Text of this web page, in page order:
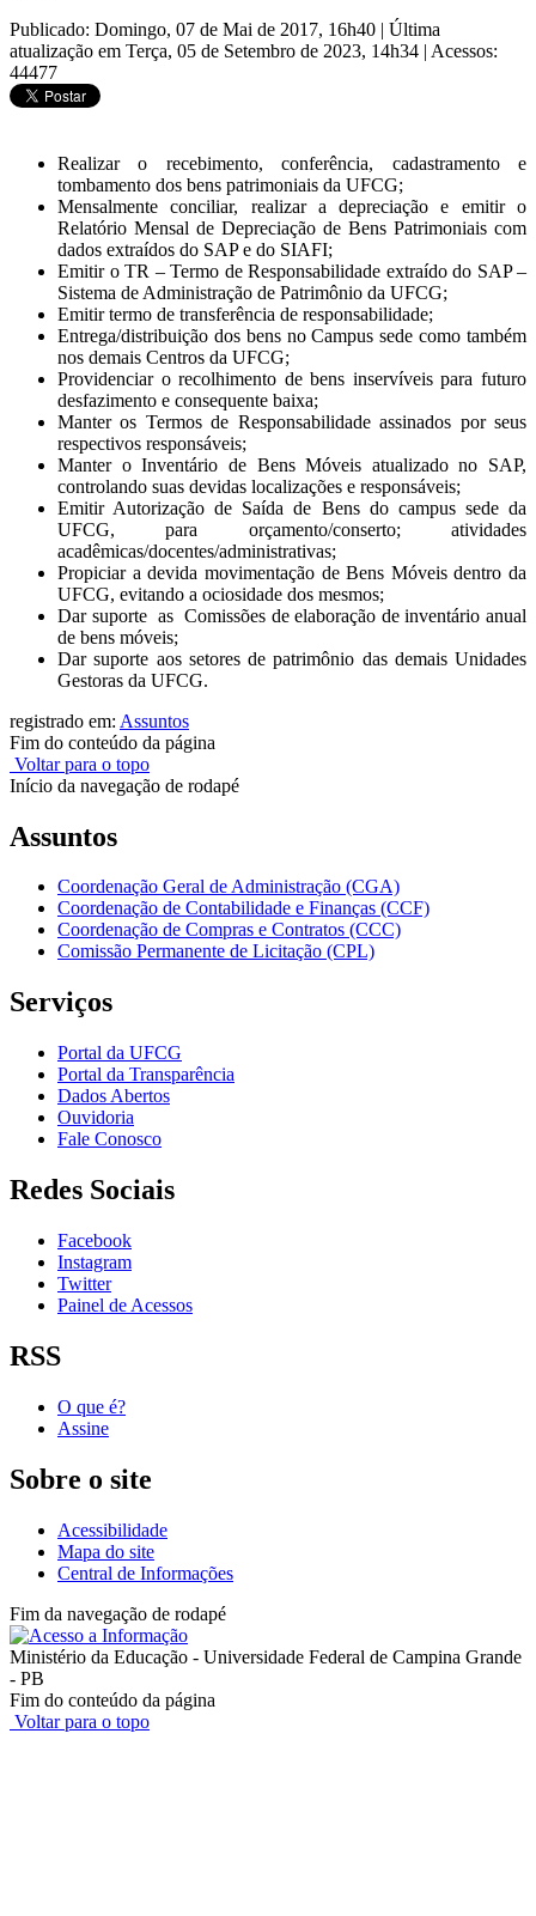
Publicado: Domingo, 07 de Mai de 2017, 16h40 | Última
atualização em Terça, 05 de Setembro de 2023, 14h34 | Acessos:
44477
Realizar o recebimento, conferência, cadastramento e
tombamento dos bens patrimoniais da UFCG;
Mensalmente conciliar, realizar a depreciação e emitir o
Relatório Mensal de Depreciação de Bens Patrimoniais com
dados extraídos do SAP e do SIAFI;
Emitir o TR – Termo de Responsabilidade extraído do SAP –
Sistema de Administração de Patrimônio da UFCG;
Emitir termo de transferência de responsabilidade;
Entrega/distribuição dos bens no Campus sede como também
nos demais Centros da UFCG;
Providenciar o recolhimento de bens inservíveis para futuro
desfazimento e consequente baixa;
Manter os Termos de Responsabilidade assinados por seus
respectivos responsáveis;
Manter o Inventário de Bens Móveis atualizado no SAP,
controlando suas devidas localizações e responsáveis;
Emitir Autorização de Saída de Bens do campus sede da
UFCG, para orçamento/conserto; atividades
acadêmicas/docentes/administrativas;
Propiciar a devida movimentação de Bens Móveis dentro da
UFCG, evitando a ociosidade dos mesmos;
Dar suporte as Comissões de elaboração de inventário anual
de bens móveis;
Dar suporte aos setores de patrimônio das demais Unidades
Gestoras da UFCG.
registrado em: Assuntos
Fim do conteúdo da página
Voltar para o topo
Início da navegação de rodapé
Assuntos
Coordenação Geral de Administração (CGA)
Coordenação de Contabilidade e Finanças (CCF)
Coordenação de Compras e Contratos (CCC)
Comissão Permanente de Licitação (CPL)
Serviços
Portal da UFCG
Portal da Transparência
Dados Abertos
Ouvidoria
Fale Conosco
Redes Sociais
Facebook
Instagram
Twitter
Painel de Acessos
RSS
O que é?
Assine
Sobre o site
Acessibilidade
Mapa do site
Central de Informações
Fim da navegação de rodapé
Ministério da Educação - Universidade Federal de Campina Grande
- PB
Fim do conteúdo da página
Voltar para o topo